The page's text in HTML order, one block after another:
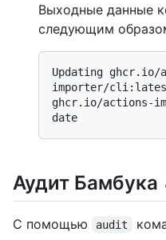
Выходные данные
следующим
Updating ghcr.io/
importer/
ghcr.io/actions-
Аудит Бамбука
С помощью audit